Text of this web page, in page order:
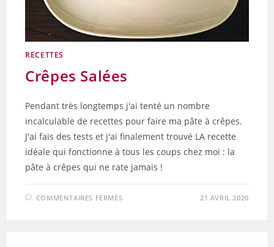
RECETTES
Crêpes Salées
Pendant très longtemps j'ai tenté un nombre
incalculable de recettes pour faire ma pâte à crêpes.
J'ai fais des tests et j'ai finalement trouvé LA recette
idéale qui fonctionne à tous les coups chez moi : la
pâte à crêpes qui ne rate jamais !
COMMENTAIRES FERMÉSSUR 21 AVRIL 2020